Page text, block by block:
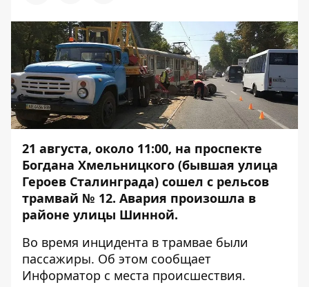
21 августа, около 11:00, на проспекте
Богдана Хмельницкого (бывшая улица
Героев Сталинграда) сошел с рельсов
трамвай № 12. Авария произошла в
районе улицы Шинной.
Во время инцидента в трамвае были
пассажиры. Об этом сообщает
Информатор с места происшествия.